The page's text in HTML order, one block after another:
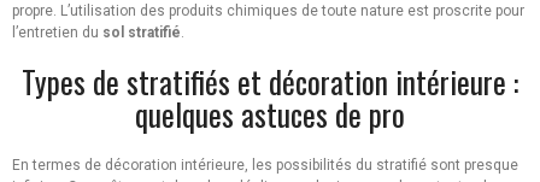
propre. L’utilisation des produits chimiques de toute nature est proscrite pour
l’entretien du sol stratifié
Types de stratifiés et décoration intérieure :
quelques astuces de pro
En termes de décoration intérieure, les possibilités du stratifié sont presque